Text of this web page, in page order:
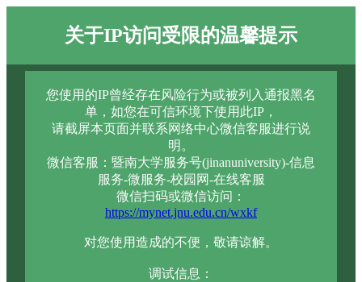
关于IP访问受限的温馨提示
您使用的IP曾经存在风险行为或被列入通报黑名
单，如您在可信环境下使用此IP，
请截屏本页面并联系网络中心微信客服进行说
明。
微信客服：暨南大学服务号(jinanuniversity)-信息
服务-微服务-校园网-在线客服
微信扫码或微信访问：
https://mynet.jnu.edu.cn/wxkf
对您使用造成的不便，敬请谅解。
调试信息：